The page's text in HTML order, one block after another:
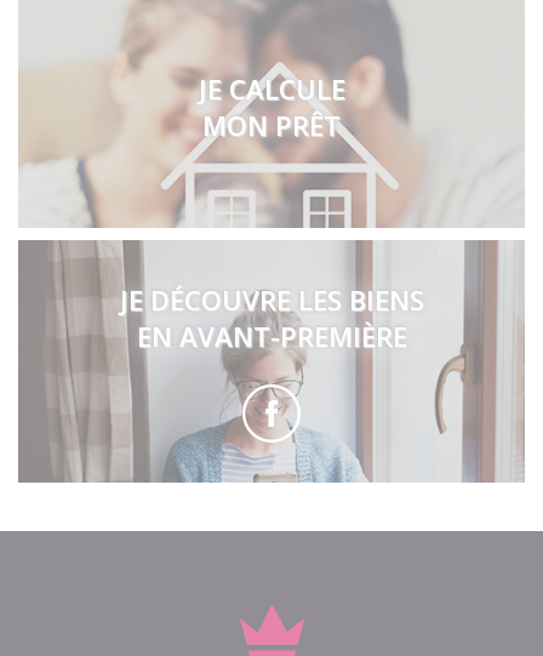
JE CALCULE
MON PRÊT
JE DÉCOUVRE LES BIENS
EN AVANT-PREMIÈRE